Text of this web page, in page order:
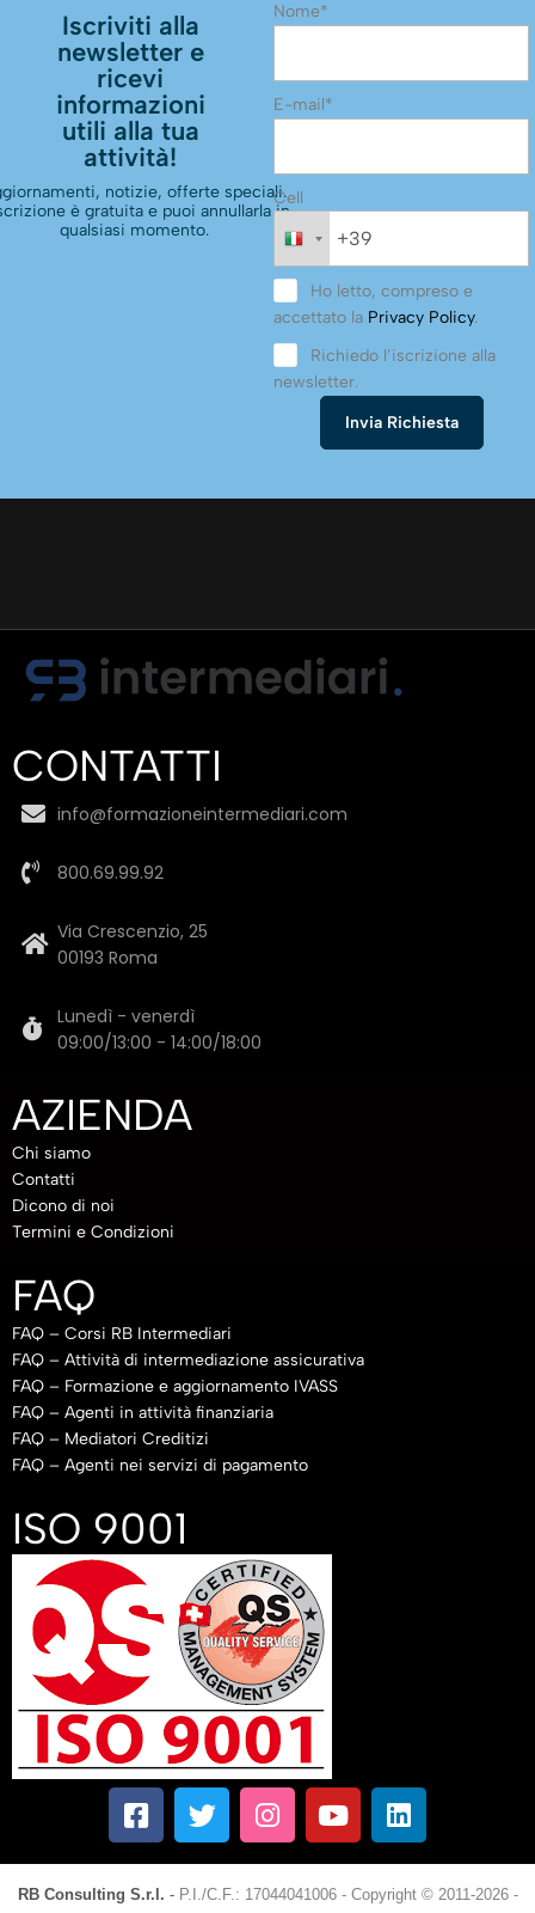
Iscriviti alla
newsletter e
ricevi
informazioni
utili alla tua
attività!
notizie, offerte speciali.
è gratuita e puoi annullarla in
qualsiasi momento.
Nome*
E-mail*
Cell
Ho letto, compreso e
accettato la Privacy Policy.
Richiedo l’iscrizione alla
newsletter.
CONTATTI
info@formazioneintermediari.com
800.69.99.92
Via Crescenzio, 25
00193 Roma
Lunedì - venerdì
09:00/13:00 - 14:00/18:00
AZIENDA
Chi siamo
Contatti
Dicono di noi
Termini e Condizioni
FAQ
FAQ – Corsi RB Intermediari
FAQ – Attività di intermediazione assicurativa
FAQ – Formazione e aggiornamento IVASS
FAQ – Agenti in attività finanziaria
FAQ – Mediatori Creditizi
FAQ – Agenti nei servizi di pagamento
ISO 9001
RB Consulting S.r.l. - P.I./C.F.: 17044041006 - Copyright © 2011-2026 -